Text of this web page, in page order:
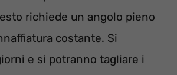
richiede un angolo pieno
costante. Si
e si potranno tagliare i